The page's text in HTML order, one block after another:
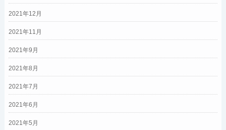
2021年12月
2021年11月
2021年9月
2021年8月
2021年7月
2021年6月
2021年5月